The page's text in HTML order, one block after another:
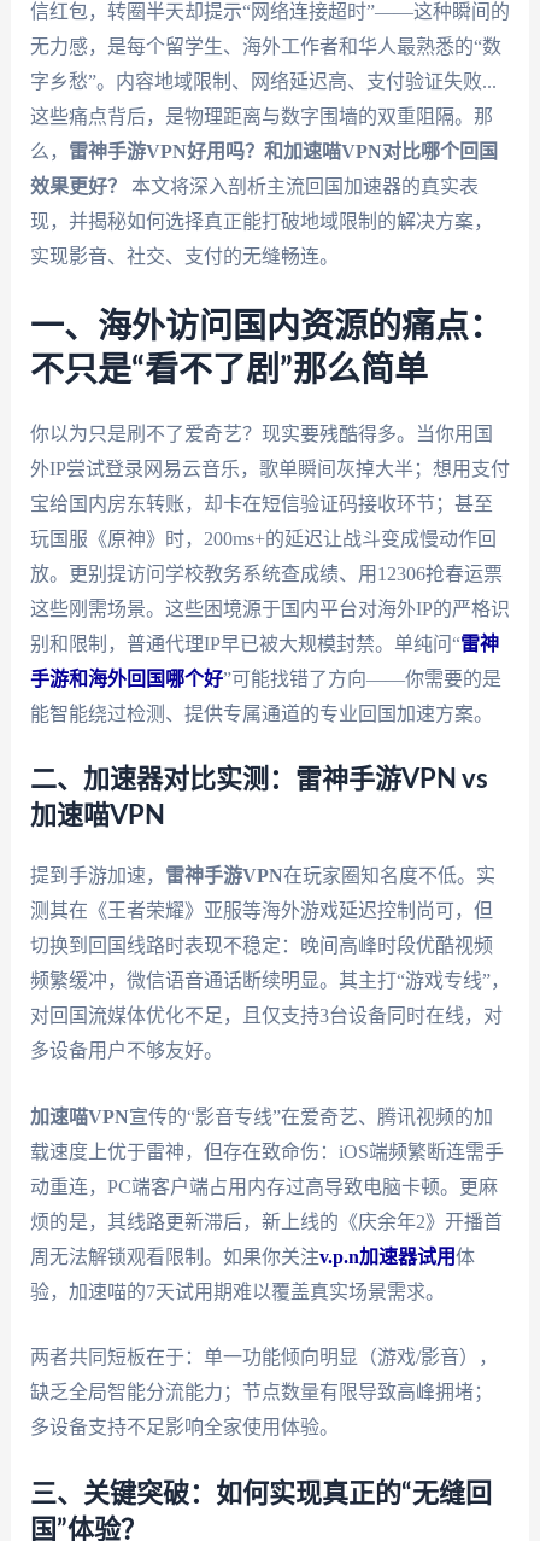
信红包，转圈半天却提示“网络连接超时”——这种瞬间的
无力感，是每个留学生、海外工作者和华人最熟悉的“数
字乡愁”。内容地域限制、网络延迟高、支付验证失败...
这些痛点背后，是物理距离与数字围墙的双重阻隔。那
么， 雷神手游VPN好用吗？和加速喵VPN对比哪个回国
效果更好？
本文将深入剖析主流回国加速器的真实表
现，并揭秘如何选择真正能打破地域限制的解决方案，
实现影音、社交、支付的无缝畅连。
一、海外访问国内资源的痛点：
不只是“看不了剧”那么简单
你以为只是刷不了爱奇艺？现实要残酷得多。当你用国
外IP尝试登录网易云音乐，歌单瞬间灰掉大半；想用支付
宝给国内房东转账，却卡在短信验证码接收环节；甚至
玩国服《原神》时，200ms+的延迟让战斗变成慢动作回
放。更别提访问学校教务系统查成绩、用12306抢春运票
这些刚需场景。这些困境源于国内平台对海外IP的严格识
别和限制，普通代理IP早已被大规模封禁。单纯问“雷神
手游和海外回国哪个好”可能找错了方向——你需要的是
能智能绕过检测、提供专属通道的专业回国加速方案。
二、加速器对比实测：雷神手游VPN vs
加速喵VPN
提到手游加速， 雷神手游VPN在玩家圈知名度不低。实
测其在《王者荣耀》亚服等海外游戏延迟控制尚可，但
切换到回国线路时表现不稳定：晚间高峰时段优酷视频
频繁缓冲，微信语音通话断续明显。其主打“游戏专线”，
对回国流媒体优化不足，且仅支持3台设备同时在线，对
多设备用户不够友好。
加速喵VPN宣传的“影音专线”在爱奇艺、腾讯视频的加
载速度上优于雷神，但存在致命伤：iOS端频繁断连需手
动重连，PC端客户端占用内存过高导致电脑卡顿。更麻
烦的是，其线路更新滞后，新上线的《庆余年2》开播首
周无法解锁观看限制。如果你关注v.p.n加速器试用体
验，加速喵的7天试用期难以覆盖真实场景需求。
两者共同短板在于：单一功能倾向明显（游戏/影音），
缺乏全局智能分流能力；节点数量有限导致高峰拥堵；
多设备支持不足影响全家使用体验。
三、关键突破：如何实现真正的“无缝回
国”体验？